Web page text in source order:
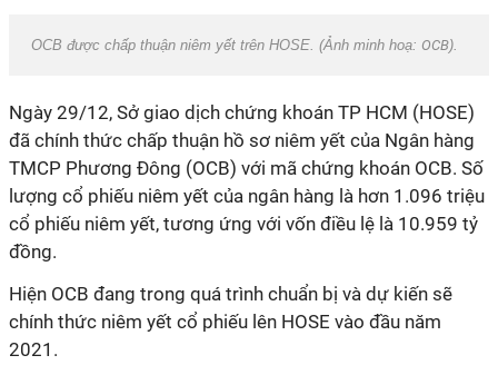
OCB được chấp thuận niêm yết trên HOSE. (Ảnh minh hoạ: OCB).
Ngày 29/12, Sở giao dịch chứng khoán TP HCM (HOSE)
đã chính thức chấp thuận hồ sơ niêm yết của Ngân hàng
TMCP Phương Đông (OCB) với mã chứng khoán OCB. Số
lượng cổ phiếu niêm yết của ngân hàng là hơn 1.096 triệu
cổ phiếu niêm yết, tương ứng với vốn điều lệ là 10.959 tỷ
đồng.
Hiện OCB đang trong quá trình chuẩn bị và dự kiến sẽ
chính thức niêm yết cổ phiếu lên HOSE vào đầu năm
2021.